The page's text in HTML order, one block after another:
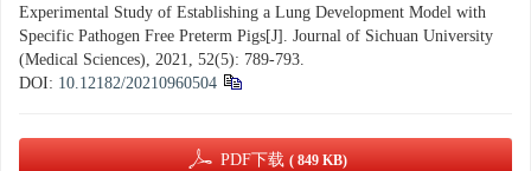
Experimental Study of Establishing a Lung Development Model with
Specific Pathogen Free Preterm Pigs[J]. Journal of Sichuan University
(Medical Sciences), 2021, 52(5): 789-793.
DOI: 10.12182/20210960504
PDF下载 ( 849 KB)